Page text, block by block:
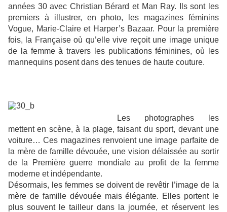
années 30 avec Christian Bérard et Man Ray. Ils sont les
premiers à illustrer, en photo, les magazines féminins
Vogue, Marie-Claire et Harper’s Bazaar. Pour la première
fois, la Française où qu’elle vive reçoit une image unique
de la femme à travers les publications féminines, où les
mannequins posent dans des tenues de haute couture.
Les photographes les
mettent en scène, à la plage, faisant du sport, devant une
voiture… Ces magazines renvoient une image parfaite de
la mère de famille dévouée, une vision délaissée au sortir
de la Première guerre mondiale au profit de la femme
moderne et indépendante.
Désormais, les femmes se doivent de revêtir l’image de la
mère de famille dévouée mais élégante. Elles portent le
plus souvent le tailleur dans la journée, et réservent les